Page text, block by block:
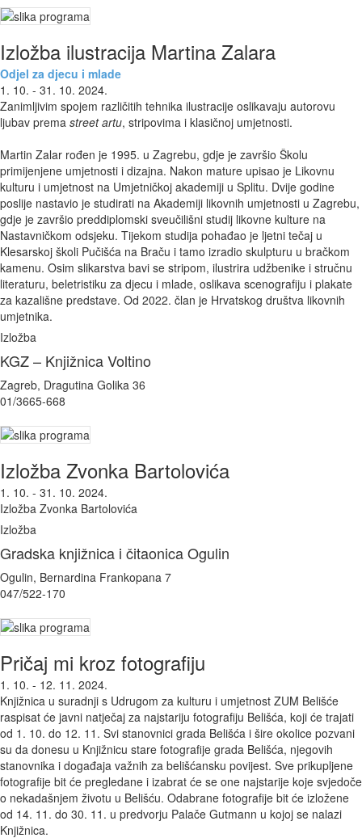
Izložba ilustracija Martina Zalara
Odjel za djecu i mlade
1. 10. - 31. 10. 2024.
Zanimljivim spojem različitih tehnika ilustracije oslikavaju autorovu
ljubav prema street artu, stripovima i klasičnoj umjetnosti.
Martin Zalar rođen je 1995. u Zagrebu, gdje je završio Školu
primijenjene umjetnosti i dizajna. Nakon mature upisao je Likovnu
kulturu i umjetnost na Umjetničkoj akademiji u Splitu. Dvije godine
poslije nastavio je studirati na Akademiji likovnih umjetnosti u Zagrebu,
gdje je završio preddiplomski sveučilišni studij likovne kulture na
Nastavničkom odsjeku. Tijekom studija pohađao je ljetni tečaj u
Klesarskoj školi Pučišća na Braču i tamo izradio skulpturu u bračkom
kamenu. Osim slikarstva bavi se stripom, ilustrira udžbenike i stručnu
literaturu, beletristiku za djecu i mlade, oslikava scenografiju i plakate
za kazališne predstave. Od 2022. član je Hrvatskog društva likovnih
umjetnika.
Izložba
KGZ – Knjižnica Voltino
Zagreb, Dragutina Golika 36
01/3665-668
Izložba Zvonka Bartolovića
1. 10. - 31. 10. 2024.
Izložba Zvonka Bartolovića
Izložba
Gradska knjižnica i čitaonica Ogulin
Ogulin, Bernardina Frankopana 7
047/522-170
Pričaj mi kroz fotografiju
1. 10. - 12. 11. 2024.
Knjižnica u suradnji s Udrugom za kulturu i umjetnost ZUM Belišće
raspisat će javni natječaj za najstariju fotografiju Belišća, koji će trajati
od 1. 10. do 12. 11. Svi stanovnici grada Belišća i šire okolice pozvani
su da donesu u Knjižnicu stare fotografije grada Belišća, njegovih
stanovnika i događaja važnih za belišćansku povijest. Sve prikupljene
fotografije bit će pregledane i izabrat će se one najstarije koje svjedoče
o nekadašnjem životu u Belišću. Odabrane fotografije bit će izložene
od 14. 11. do 30. 11. u predvorju Palače Gutmann u kojoj se nalazi
Knjižnica.